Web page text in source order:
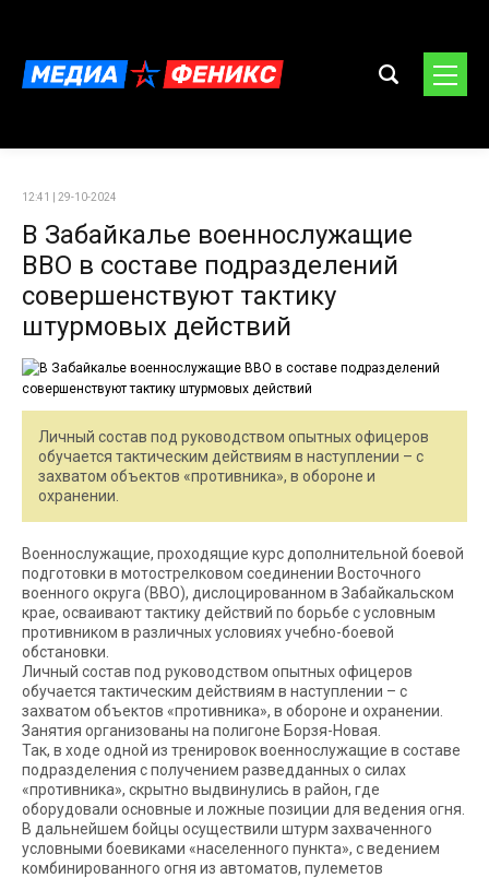
12:41 | 29-10-2024
В Забайкалье военнослужащие
ВВО в составе подразделений
совершенствуют тактику
штурмовых действий
Личный состав под руководством опытных офицеров
обучается тактическим действиям в наступлении – с
захватом объектов «противника», в обороне и
охранении.
Военнослужащие, проходящие курс дополнительной боевой
подготовки в мотострелковом соединении Восточного
военного округа (ВВО), дислоцированном в Забайкальском
крае, осваивают тактику действий по борьбе с условным
противником в различных условиях учебно-боевой
обстановки.
Личный состав под руководством опытных офицеров
обучается тактическим действиям в наступлении – с
захватом объектов «противника», в обороне и охранении.
Занятия организованы на полигоне Борзя-Новая.
Так, в ходе одной из тренировок военнослужащие в составе
подразделения с получением разведданных о силах
«противника», скрытно выдвинулись в район, где
оборудовали основные и ложные позиции для ведения огня.
В дальнейшем бойцы осуществили штурм захваченного
условными боевиками «населенного пункта», с ведением
комбинированного огня из автоматов, пулеметов